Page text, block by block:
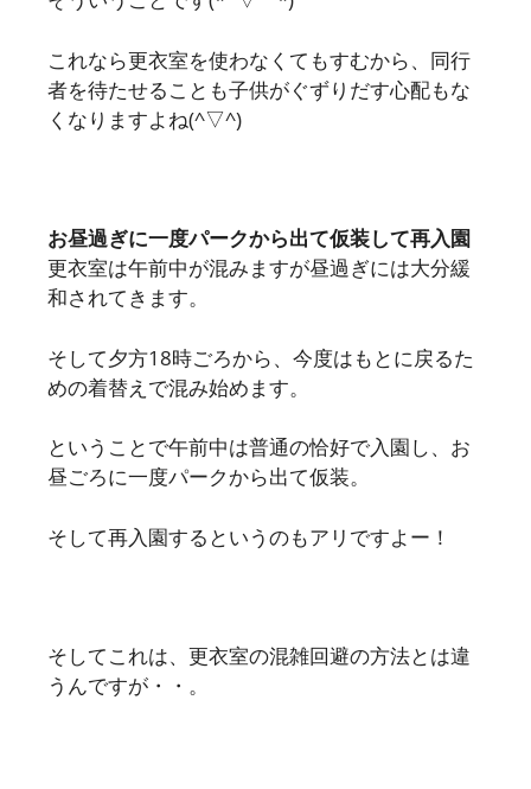
これなら更衣室を使わなくてもすむから、同行
者を待たせることも子供がぐずりだす心配もな
くなりますよね(^▽^)
お昼過ぎに一度パークから出て仮装して再入園
更衣室は午前中が混みますが昼過ぎには大分緩
和されてきます。
そして夕方18時ごろから、今度はもとに戻るた
めの着替えで混み始めます。
ということで午前中は普通の恰好で入園し、お
昼ごろに一度パークから出て仮装。
そして再入園するというのもアリですよー！
そしてこれは、更衣室の混雑回避の方法とは違
うんですが・・。